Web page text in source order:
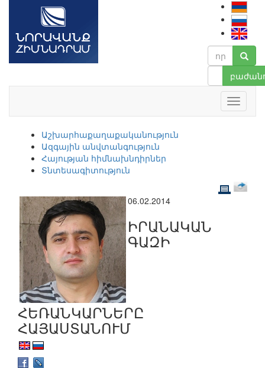
Աշխարհաքաղաքականություն
Ազգային անվտանգություն
Հայության հիմնախնդիրներ
Տնտեսագիտություն
06.02.2014
ԻՐԱՆԱԿԱՆ
ԳԱԶԻ
ՀԵՌԱՆԿԱՐՆԵՐԸ
ՀԱՅԱՍՏԱՆՈՒՄ